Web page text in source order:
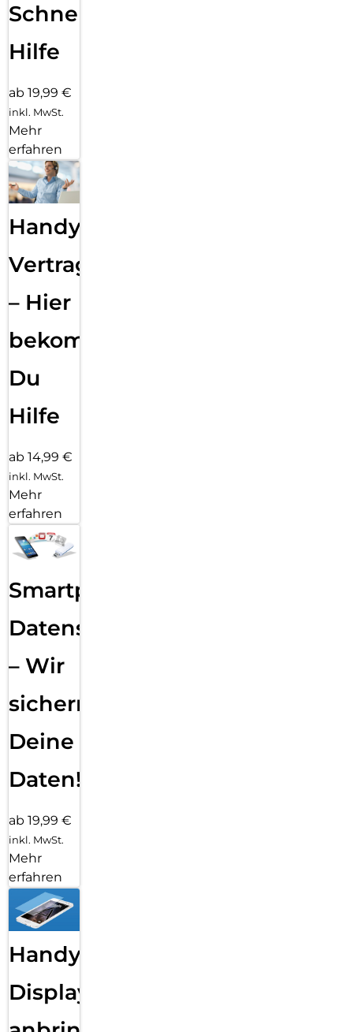
Schnelle
Hilfe
ab 19,99 €
inkl. MwSt.
Mehr
erfahren
Handy
Vertragsabwicklung
– Hier
bekommst
Du
Hilfe
ab 14,99 €
inkl. MwSt.
Mehr
erfahren
Smartphone
Datensicherung
– Wir
sichern
Deine
Daten!
ab 19,99 €
inkl. MwSt.
Mehr
erfahren
Handy
Displayfolie